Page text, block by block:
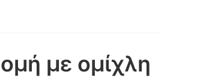
με ομίχλη